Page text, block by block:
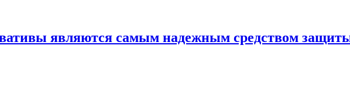
являются самым надежным средством